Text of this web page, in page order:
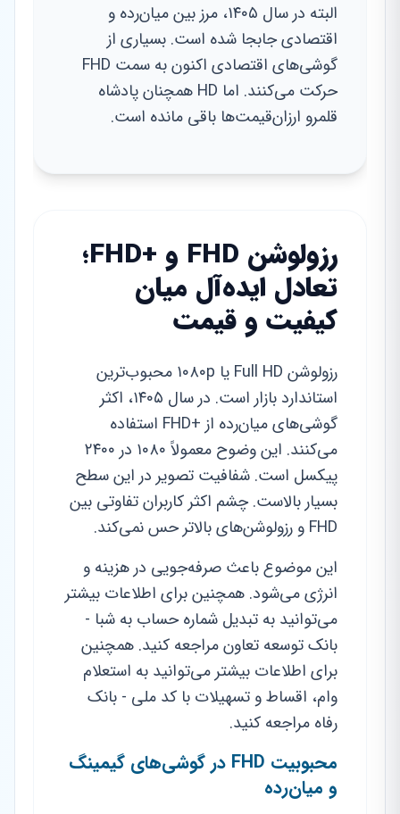
البته در سال ۱۴۰۵، مرز بین میان‌رده و
اقتصادی جابجا شده است. بسیاری از
گوشی‌های اقتصادی اکنون به سمت FHD
حرکت می‌کنند. اما HD همچنان پادشاه
قلمرو ارزان‌قیمت‌ها باقی مانده است.
رزولوشن FHD و +FHD؛
تعادل ایده‌آل میان
کیفیت و قیمت
رزولوشن Full HD یا ۱۰۸۰p محبوب‌ترین
استاندارد بازار است. در سال ۱۴۰۵، اکثر
گوشی‌های میان‌رده از +FHD استفاده
می‌کنند. این وضوح معمولاً ۱۰۸۰ در ۲۴۰۰
پیکسل است. شفافیت تصویر در این سطح
بسیار بالاست. چشم اکثر کاربران تفاوتی بین
FHD و رزولوشن‌های بالاتر حس نمی‌کند.
این موضوع باعث صرفه‌جویی در هزینه و
انرژی می‌شود. همچنین برای اطلاعات بیشتر
می‌توانید به تبدیل شماره حساب به شبا -
بانک توسعه تعاون مراجعه کنید. همچنین
برای اطلاعات بیشتر می‌توانید به استعلام
وام، اقساط و تسهیلات با کد ملی - بانک
رفاه مراجعه کنید.
محبوبیت FHD در گوشی‌های گیمینگ
و میان‌رده